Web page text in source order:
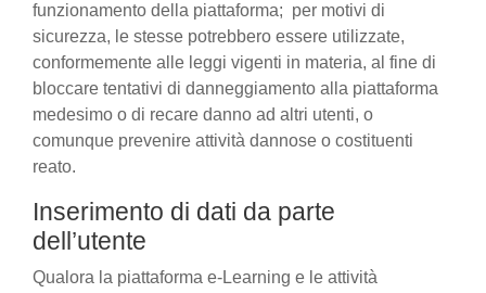
funzionamento della piattaforma; per motivi di
sicurezza, le stesse potrebbero essere utilizzate,
conformemente alle leggi vigenti in materia, al fine di
bloccare tentativi di danneggiamento alla piattaforma
medesimo o di recare danno ad altri utenti, o
comunque prevenire attività dannose o costituenti
reato.
Inserimento di dati da parte
dell’utente
Qualora la piattaforma e-Learning e le attività